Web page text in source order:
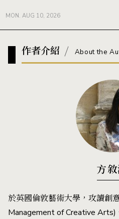
MON. AUG 10, 2026
作者介紹 About the
方
於英國倫敦藝術大學，攻讀創
Management of Creative